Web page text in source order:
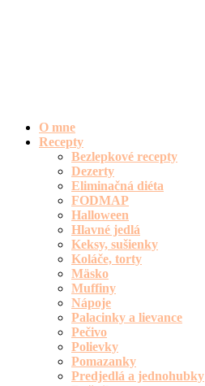
O mne
Recepty
Bezlepkové recepty
Dezerty
Eliminačná diéta
FODMAP
Halloween
Hlavné jedlá
Keksy, sušienky
Koláče, torty
Mäsko
Muffiny
Nápoje
Palacinky a lievance
Pečivo
Polievky
Pomazanky
Predjedlá a jednohubky